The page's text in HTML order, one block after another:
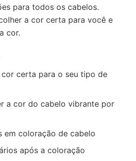
para todos os cabelos.
a cor certa para você e
cor.
certa para o seu tipo de
a cor do cabelo vibrante por
em coloração de cabelo
após a coloração